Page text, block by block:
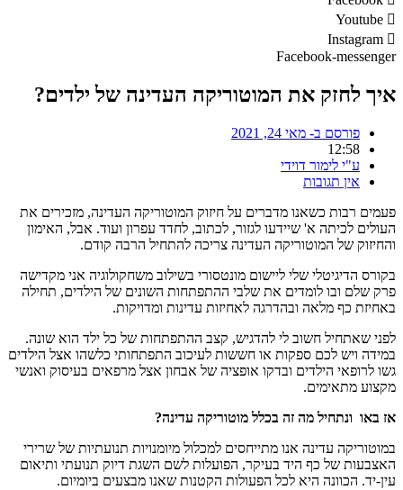
Youtube
Instagram
Facebook-messenger
איך לחזק את המוטוריקה העדינה של ילדים?
פורסם ב- מאי 24, 2021
12:58
ע"י לימור דוידי
אין תגובות
פעמים רבות כשאנו מדברים על חיזוק המוטוריקה העדינה, מזכירים את
העולים לכיתה א' שיידעו לגזור, לכתוב, לחדד עפרון ועוד. אבל, האימון
והחיזוק של המוטוריקה העדינה צריכה להתחיל הרבה קודם.
בקורס הדיגיטלי שלי ליישום מונטסורי בשילוב משחקולוגיה אני מקדישה
פרק שלם ובו לומדים את שלבי ההתפתחות השונים של הילדים, תחילה
באחיזת כף מלאה ובהדרגה לאחיזות עדינות ומדויקות.
לפני שאתחיל חשוב לי להדגיש, קצב ההתפתחות של כל ילד הוא שונה.
במידה ויש לכם ספקות או חששות לעיכוב התפתחותי כלשהו אצל הילדים
גשו לרופאי הילדים ובדקו אופציה של אבחון אצל מרפאים בעיסוק ואנשי
מקצוע מתאימים.
אז באו ונתחיל מה זה בכלל מוטוריקה עדינה?
במוטוריקה עדינה אנו מתייחסים למכלול מיומנויות תנועתיות של שרירי
האצבעות של כף היד בעיקר, הפועלות לשם השגת דיוק תנועתי ותיאום
עין-יד. הכוונה היא לכל הפעולות הקטנות שאנו מבצעים ביומיום.